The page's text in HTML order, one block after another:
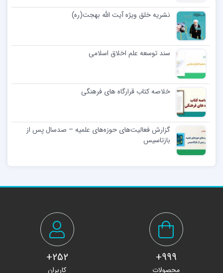
نشریه خلق ویژه آیت الله بهجت(ره)
سند توسعه علم اخلاق اسلامى
خلاصه کتاب قرارگاه های فرهنگی
گزارش فعالیت‌های حوزه‌های علمیه – صدسال پس از
بازتاسیس
999+
محصولات
252+
کاربران